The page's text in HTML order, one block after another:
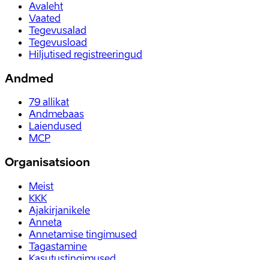
Avaleht
Vaated
Tegevusalad
Tegevusload
Hiljutised registreeringud
Andmed
79 allikat
Andmebaas
Laiendused
MCP
Organisatsioon
Meist
KKK
Ajakirjanikele
Anneta
Annetamise tingimused
Tagastamine